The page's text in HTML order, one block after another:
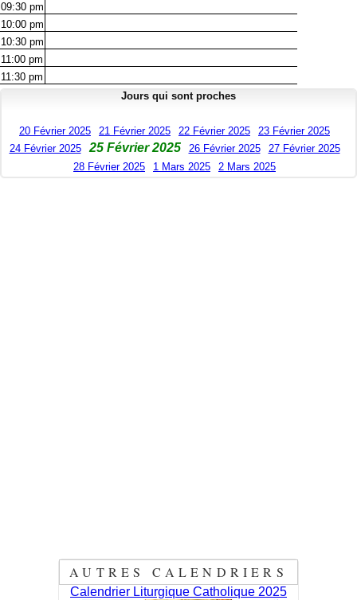
09:30 pm
10:00 pm
10:30 pm
11:00 pm
11:30 pm
Jours qui sont proches
20 Février 2025 21 Février 2025 22 Février 2025
23 Février 2025
24 Février 2025
25 Février 2025 26 Février 2025
27 Février 2025
28 Février 2025
1 Mars 2025 2 Mars 2025
AUTRES CALENDRIERS
Calendrier Liturgique Catholique 2025